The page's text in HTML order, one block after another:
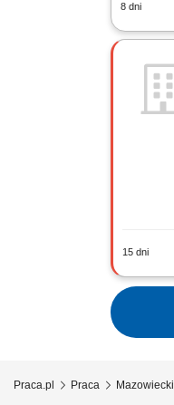
8 dni
15 dni
Praca.pl Praca